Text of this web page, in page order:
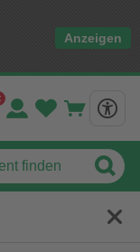
Anzeigen